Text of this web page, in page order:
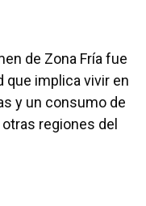
de Zona Fría fue
que implica vivir en
y un consumo de
regiones del